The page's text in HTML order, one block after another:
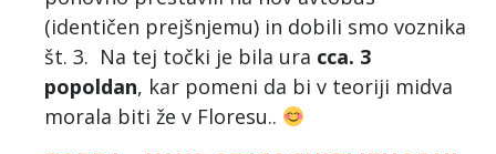
(identičen prejšnjemu) in dobili smo voznika
št. 3. Na tej točki je bila ura cca. 3
popoldan, kar pomeni da bi v teoriji midva
morala biti že v Floresu..